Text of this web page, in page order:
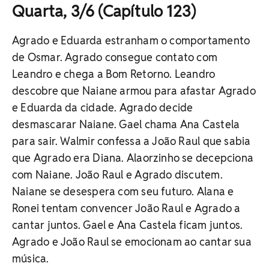
Quarta, 3/6 (Capítulo 123)
Agrado e Eduarda estranham o comportamento
de Osmar. Agrado consegue contato com
Leandro e chega a Bom Retorno. Leandro
descobre que Naiane armou para afastar Agrado
e Eduarda da cidade. Agrado decide
desmascarar Naiane. Gael chama Ana Castela
para sair. Walmir confessa a João Raul que sabia
que Agrado era Diana. Alaorzinho se decepciona
com Naiane. João Raul e Agrado discutem.
Naiane se desespera com seu futuro. Alana e
Ronei tentam convencer João Raul e Agrado a
cantar juntos. Gael e Ana Castela ficam juntos.
Agrado e João Raul se emocionam ao cantar sua
música.